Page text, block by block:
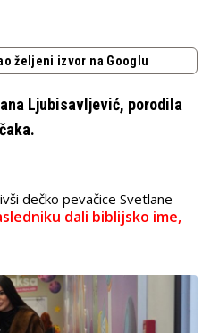
željeni izvor na Googlu
Ljubisavljević, porodila
dečko pevačice Svetlane
dali biblijsko ime,